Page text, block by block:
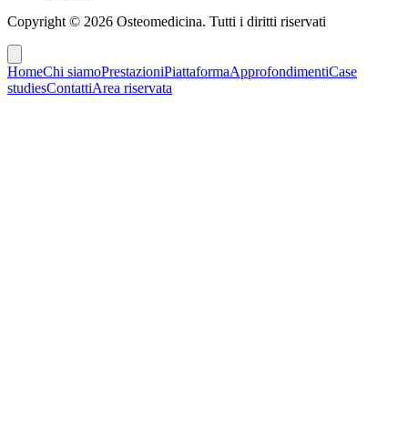
Copyright © 2026 Osteomedicina. Tutti i diritti riservati
HomeChi siamoPrestazioniPiattaformaApprofondimentiCase
studiesContattiArea riservata